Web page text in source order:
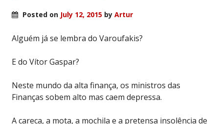
Posted on July 12, 2015 by Artur
Alguém já se lembra do Varoufakis?
E do Vítor Gaspar?
Neste mundo da alta finança, os ministros das
Finanças sobem alto mas caem depressa.
A careca, a mota, a mochila e a pretensa insolência de